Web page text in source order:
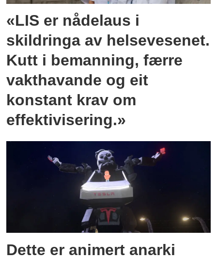
«LIS er nådelaus i
skildringa av helsevesenet.
Kutt i bemanning, færre
vakthavande og eit
konstant krav om
effektivisering.»
Dette er animert anarki